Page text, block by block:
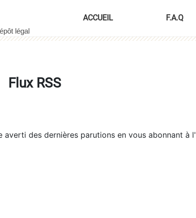
ACCUEIL F.A.Q
Flux RSS
averti des dernières parutions en vous abonnant à